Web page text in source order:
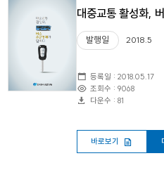
대중교통 활성화,
발행일 2018.5
등록일 : 2018.05.17
조회수 : 9068
다운수 : 81
바로보기